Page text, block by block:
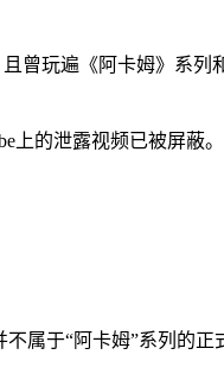
曾玩遍《阿卡姆》系列
的泄露视频已被屏蔽
属于“阿卡姆”系列的正